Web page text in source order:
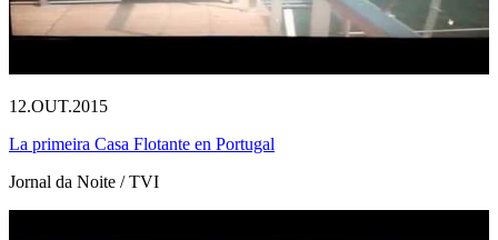
12.OUT.2015
La primeira Casa Flotante en Portugal
Jornal da Noite / TVI